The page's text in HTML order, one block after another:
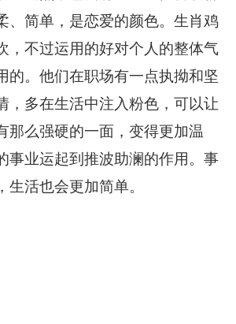
、简单，是恋爱的颜色。生肖鸡
，不过运用的好对个人的整体气
的。他们在职场有一点执拗和坚
，多在生活中注入粉色，可以让
那么强硬的一面，变得更加温
事业运起到推波助澜的作用。事
生活也会更加简单。